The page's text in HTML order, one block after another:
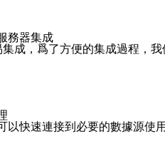
務器集成
成，爲了方便的集成過程，
以快速連接到必要的數據源